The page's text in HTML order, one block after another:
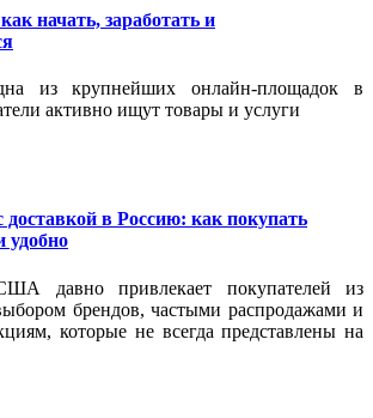
начать, заработать и
из крупнейших онлайн-площадок в
активно ищут товары и услуги
в Россию: как покупать
удобно
давно привлекает покупателей из
брендов, частыми распродажами и
которые не всегда представлены на